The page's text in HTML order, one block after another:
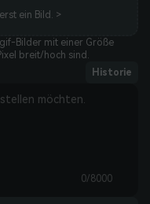
ein Bild. >
Bilder mit einer Größe
breit/hoch sind.
Historie
0/8000